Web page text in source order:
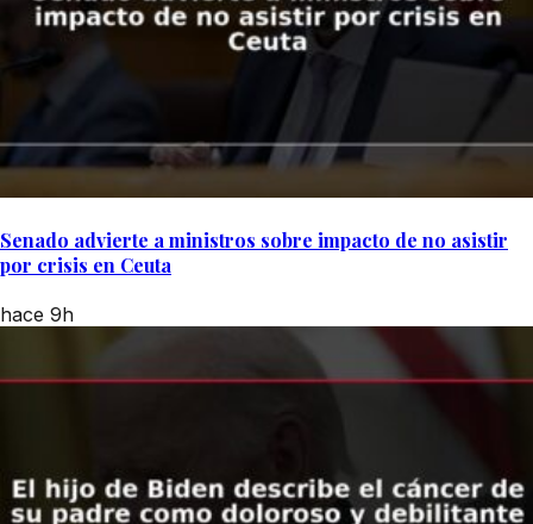
Senado advierte a ministros sobre impacto de no asistir
por crisis en Ceuta
hace 9h